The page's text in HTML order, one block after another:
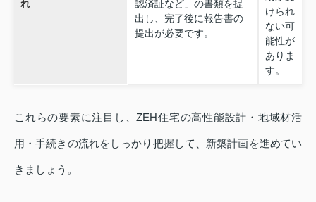
れ
認済証など」の書類を提
出し、完了後に報告書の
提出が必要です。
けられ
ない可
能性が
ありま
す。
これらの要素に注目し、ZEH住宅の高性能設計・地域材活
用・手続きの流れをしっかり把握して、新築計画を進めてい
きましょう。